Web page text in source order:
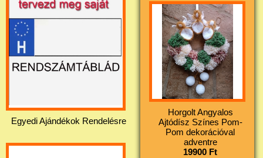
Egyedi Ajándékok Rendelésre
Horgolt Angyalos
Ajtódísz Színes Pom-
Pom dekorációval
adventre
19900 Ft